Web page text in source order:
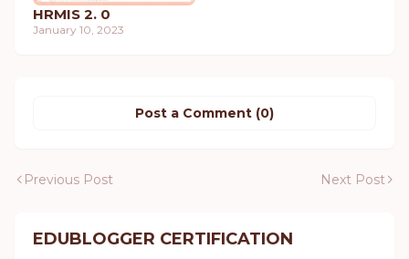
HRMIS 2. 0
January 10, 2023
Post a Comment (0)
Previous Post Next Post
EDUBLOGGER CERTIFICATION